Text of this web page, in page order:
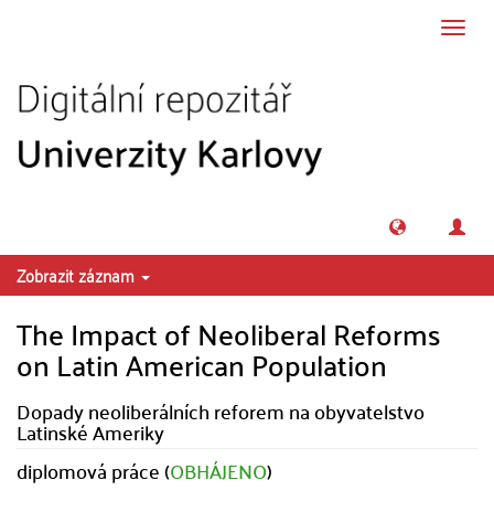
Zobrazit záznam
The Impact of Neoliberal Reforms
on Latin American Population
Dopady neoliberálních reforem na obyvatelstvo
Latinské Ameriky
diplomová práce (OBHÁJENO)